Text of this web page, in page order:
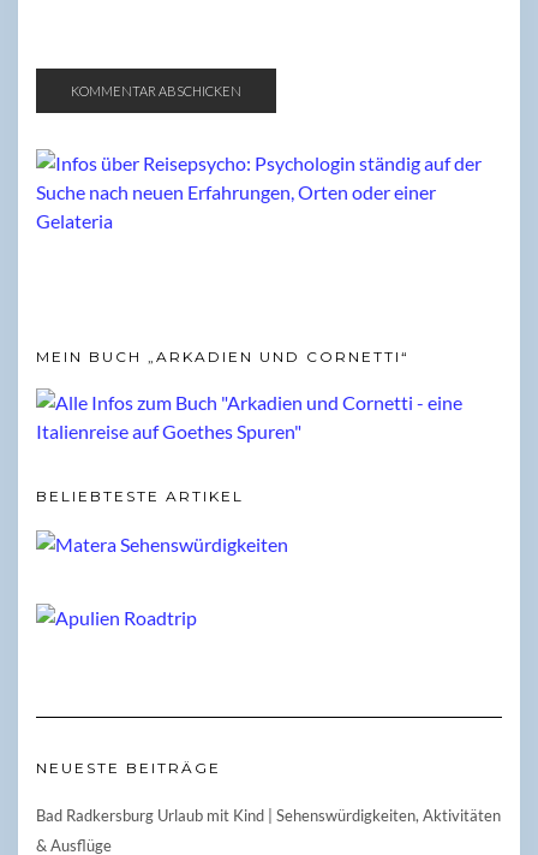
MEIN BUCH „ARKADIEN UND CORNETTI“
BELIEBTESTE ARTIKEL
NEUESTE BEITRÄGE
Bad Radkersburg Urlaub mit Kind | Sehenswürdigkeiten, Aktivitäten
& Ausflüge